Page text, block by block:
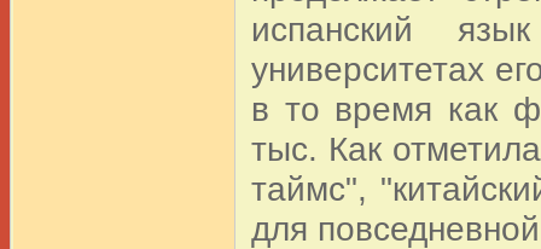
испанский
университетах
в то время как
тыс. Как
таймс",
для